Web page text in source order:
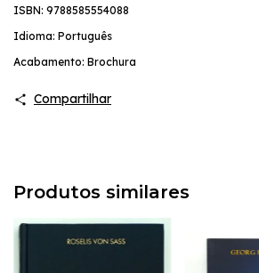
ISBN: 9788585554088
Idioma: Português
Acabamento: Brochura
Compartilhar
Produtos similares